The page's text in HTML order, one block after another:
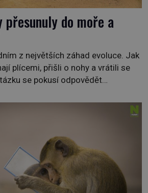
přesunuly do moře a
z největších záhad evoluce. Jak
plícemi, přišli o nohy a vrátili se
se pokusí odpovědět
února ve 20:00 na televizní